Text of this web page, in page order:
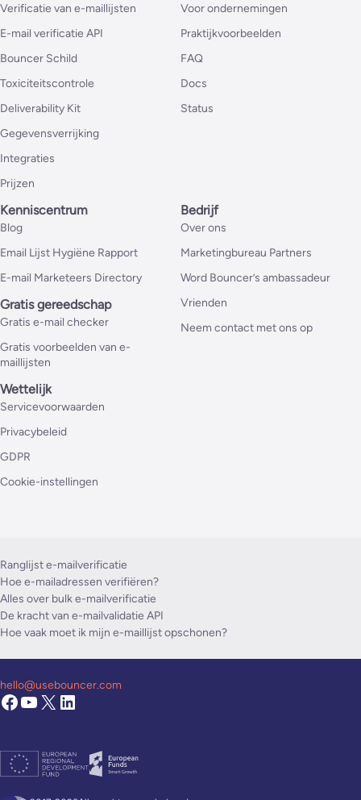
Verificatie van e-maillijsten
E-mail verificatie API
Bouncer Schild
Toxiciteitscontrole
Deliverability Kit
Gegevensverrijking
Integraties
Prijzen
Voor ondernemingen
Praktijkvoorbeelden
FAQ
Docs
Status
Kenniscentrum
Blog
Email Lijst Hygiëne Rapport
E-mail Marketeers Directory
Gratis gereedschap
Gratis e-mail checker
Gratis voorbeelden van e-
maillijsten
Bedrijf
Over ons
Marketingbureau Partners
Word Bouncer’s ambassadeur
Vrienden
Neem contact met ons op
Wettelijk
Servicevoorwaarden
Privacybeleid
GDPR
Cookie-instellingen
Ranglijst e-mailverificatie
Hoe e-mailadressen verifiëren?
Alles over bulk e-mailverificatie
De kracht van e-mailvalidatie API
Hoe vaak moet ik mijn e-maillijst opschonen?
hello@usebouncer.com